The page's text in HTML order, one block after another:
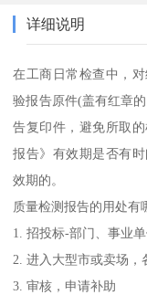
详细说明
在工商日常检查中，
验报告原件(盖有红章
告复印件，避免所取
报告》有效期是否有
效期的。
质量检测报告的用处有
1. 招投标-部门、事业
2. 进入大型市或卖场，
3. 审核，申请补助